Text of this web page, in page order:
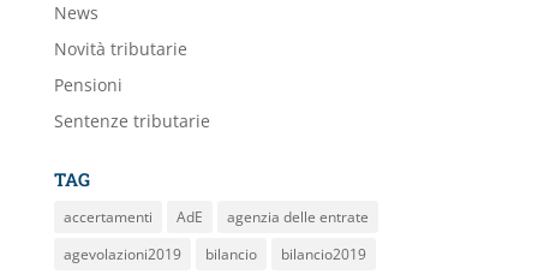
News
Novità tributarie
Pensioni
Sentenze tributarie
TAG
accertamenti AdE
agenzia delle entrate
agevolazioni2019
bilancio
bilancio2019